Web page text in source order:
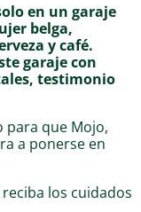
en un garaje
belga,
y café.
garaje con
testimonio
para que Mojo,
a ponerse en
los cuidados